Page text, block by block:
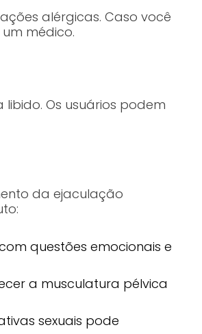
alérgicas. Caso você
médico.
Os usuários podem
da ejaculação
questões emocionais e
a musculatura pélvica
sexuais pode